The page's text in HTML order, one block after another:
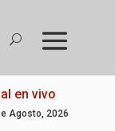
en vivo
Agosto, 2026